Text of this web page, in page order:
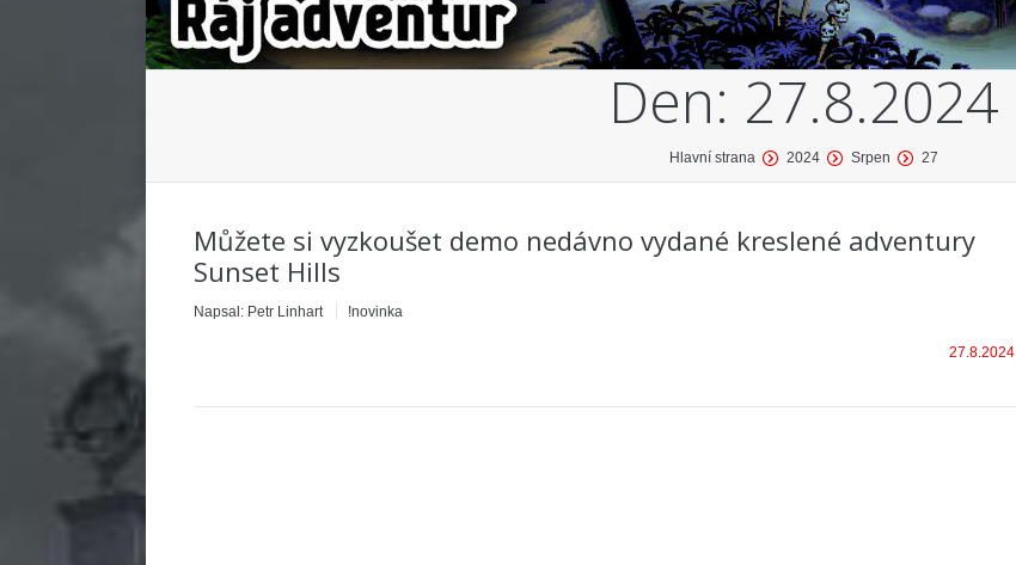
Den: 27.8.2024
Hlavní strana 2024 Srpen 27
Můžete si vyzkoušet demo nedávno vydané kreslené adventury
Sunset Hills
Napsal: Petr Linhart !novinka
27.8.2024